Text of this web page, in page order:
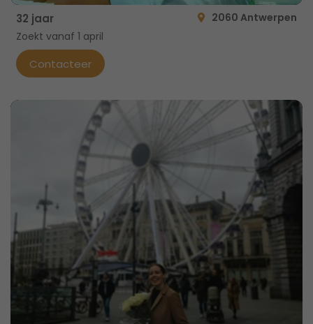
32 jaar
2060 Antwerpen
Zoekt vanaf 1 april
Contacteer